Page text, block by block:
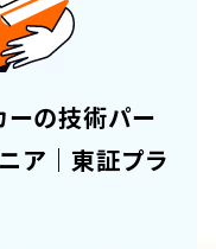
ーの技術パー
ア｜東証プラ